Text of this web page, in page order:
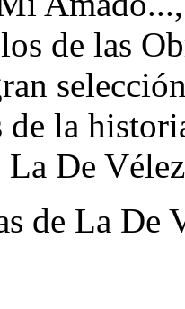
de las
de la
La De
de La De